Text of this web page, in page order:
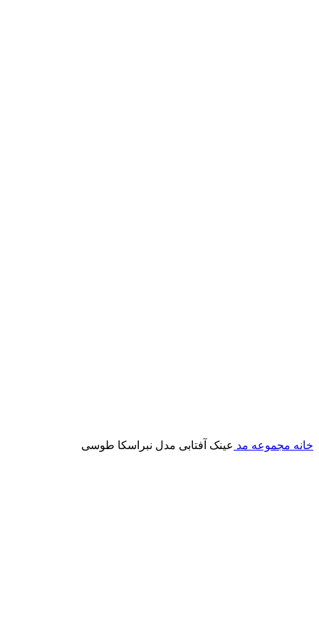
خانه مجموعه مد عینک آفتابی مدل نبراسکا طوسی